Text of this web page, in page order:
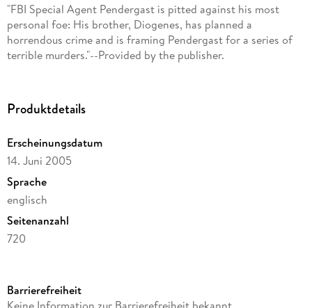
"FBI Special Agent Pendergast is pitted against his most
personal foe: His brother, Diogenes, has planned a
horrendous crime and is framing Pendergast for a series of
terrible murders."--Provided by the publisher.
Produktdetails
Erscheinungsdatum
14. Juni 2005
Sprache
englisch
Seitenanzahl
720
Verlag/Hersteller
Barrierefreiheit